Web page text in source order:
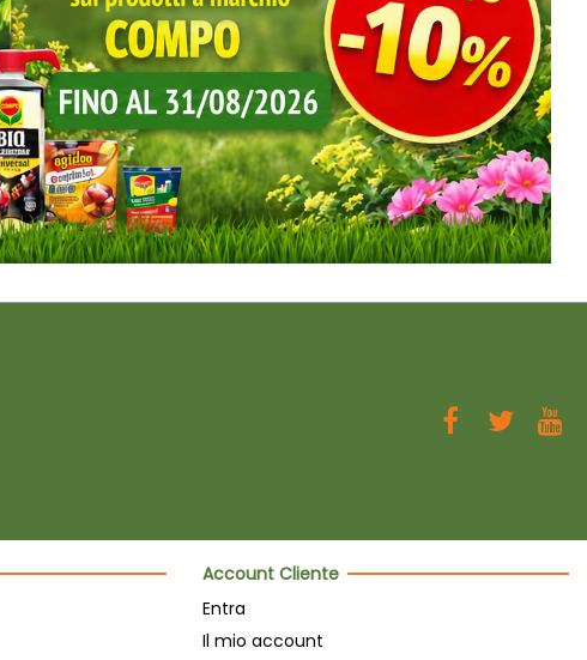
Account Cliente
Entra
Il mio account